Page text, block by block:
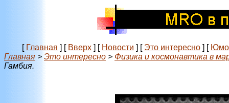
[ Главная ] [ Вверх ] [ Новости ] [ Это интересно ] [
Главная > Это интересно > Физика и космонавтика в
Гамбия.